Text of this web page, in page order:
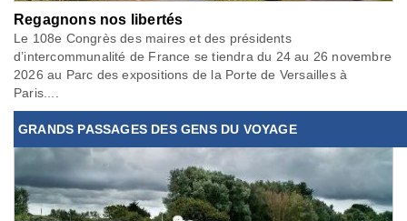
Regagnons nos libertés
Le 108e Congrès des maires et des présidents
d’intercommunalité de France se tiendra du 24 au 26 novembre
2026 au Parc des expositions de la Porte de Versailles à
Paris....
GRANDS PASSAGES DES GENS DU VOYAGE